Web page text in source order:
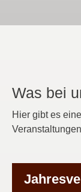
Was bei
Hier gibt es